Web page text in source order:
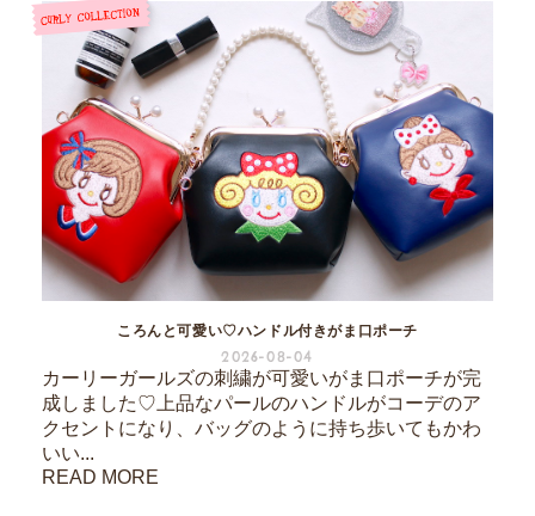
ころんと可愛い♡ハンドル付きがま口ポーチ
2026-08-04
カーリーガールズの刺繍が可愛いがま口ポーチが完
成しました♡上品なパールのハンドルがコーデのア
クセントになり、バッグのように持ち歩いてもかわ
いい...
READ MORE